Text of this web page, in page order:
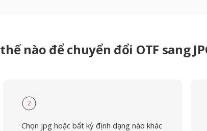
nào để chuyển đổi OTF sang
2
Chọn jpg hoặc bất kỳ định dạng nào khác